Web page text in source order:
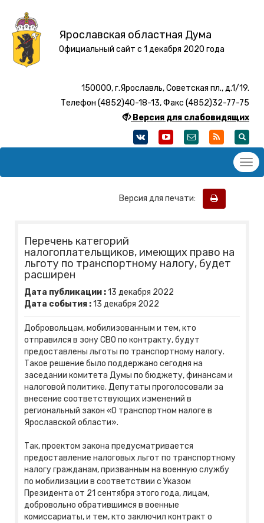
Ярославская областная Дума
Официальный сайт с 1 декабря 2020 года
150000, г.Ярославль, Советская пл., д.1/19.
Телефон (4852)40-18-13, Факс (4852)32-77-75
Версия для слабовидящих
Версия для печати:
Перечень категорий
налогоплательщиков, имеющих право на
льготу по транспортному налогу, будет
расширен
Дата публикации :13 декабря 2022
Дата события :13 декабря 2022
Добровольцам, мобилизованным и тем, кто
отправился в зону СВО по контракту, будут
предоставлены льготы по транспортному налогу.
Такое решение было поддержано сегодня на
заседании комитета Думы по бюджету, финансам и
налоговой политике. Депутаты проголосовали за
внесение соответствующих изменений в
региональный закон «О транспортном налоге в
Ярославской области».
Так, проектом закона предусматривается
предоставление налоговых льгот по транспортному
налогу гражданам, призванным на военную службу
по мобилизации в соответствии с Указом
Президента от 21 сентября этого года, лицам,
добровольно обратившимся в военные
комиссариаты, и тем, кто заключил контракт о